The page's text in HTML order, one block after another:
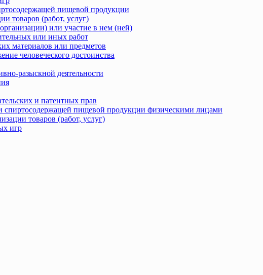
пищевой продукции
товаров (работ, услуг)
или участие в нем (ней)
или иных работ
материалов или предметов
человеческого достоинства
разыскной деятельности
и патентных прав
спиртосодержащей пищевой продукции физическими лицами
товаров (работ, услуг)
игр